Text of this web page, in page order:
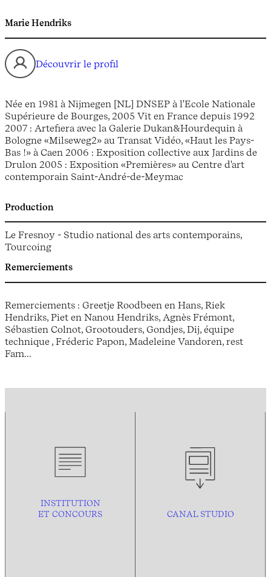
Marie Hendriks
Découvrir le profil
Née en 1981 à Nijmegen [NL] DNSEP à l'Ecole Nationale
Supérieure de Bourges, 2005 Vit en France depuis 1992
2007 : Artefiera avec la Galerie Dukan&Hourdequin à
Bologne «Milseweg2» au Transat Vidéo, «Haut les Pays-
Bas !» à Caen 2006 : Exposition collective aux Jardins de
Drulon 2005 : Exposition «Premières» au Centre d'art
contemporain Saint-André-de-Meymac
Production
Le Fresnoy - Studio national des arts contemporains,
Tourcoing
Remerciements
Remerciements : Greetje Roodbeen en Hans, Riek
Hendriks, Piet en Nanou Hendriks, Agnès Frémont,
Sébastien Colnot, Grootouders, Gondjes, Dij, équipe
technique , Fréderic Papon, Madeleine Vandoren, rest
Fam...
INSTITUTION
ET CONCOURS
CANAL STUDIO